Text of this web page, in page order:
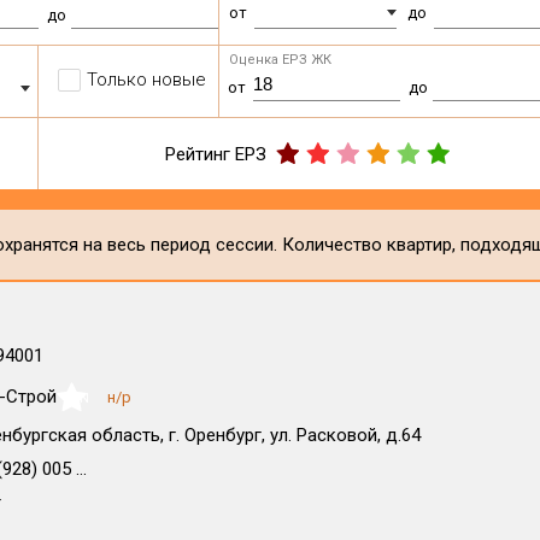
до от до
Только новые
Оценка ЕРЗ ЖК
от до
Рейтинг ЕРЗ
на весь период сессии. Количество квартир,
Строй
н/р
область, г. Оренбург, ул. Расковой, д.64
005 ...